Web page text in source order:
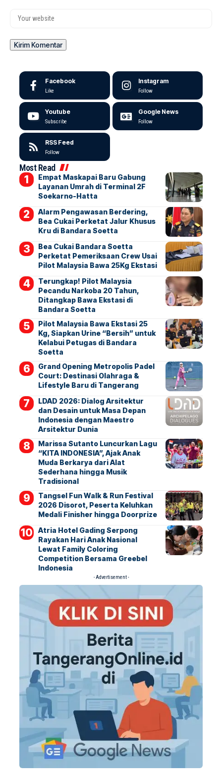
Facebook
Like
Instagram
Follow
Youtube
Subscribe
Google News
Follow
RSS Feed
Follow
Most Read
Empat Maskapai Baru Gabung
Layanan Umrah di Terminal 2F
Soekarno-Hatta
Alarm Pengawasan Berdering,
Bea Cukai Perketat Jalur Khusus
Kru di Bandara Soetta
Bea Cukai Bandara Soetta
Perketat Pemeriksaan Crew Usai
Pilot Malaysia Bawa 25Kg Ekstasi
Terungkap! Pilot Malaysia
Pecandu Narkoba 20 Tahun,
Ditangkap Bawa Ekstasi di
Bandara Soetta
Pilot Malaysia Bawa Ekstasi 25
Kg, Siapkan Urine “Bersih” untuk
Kelabui Petugas di Bandara
Soetta
Grand Opening Metropolis Padel
Court: Destinasi Olahraga &
Lifestyle Baru di Tangerang
LDAD 2026: Dialog Arsitektur
dan Desain untuk Masa Depan
Indonesia dengan Maestro
Arsitektur Dunia
Marissa Sutanto Luncurkan Lagu
“KITA INDONESIA”, Ajak Anak
Muda Berkarya dari Alat
Sederhana hingga Musik
Tradisional
Tangsel Fun Walk & Run Festival
2026 Disorot, Peserta Keluhkan
Medali Finisher hingga Doorprize
Atria Hotel Gading Serpong
Rayakan Hari Anak Nasional
Lewat Family Coloring
Competition Bersama Greebel
Indonesia
- Advertisement -